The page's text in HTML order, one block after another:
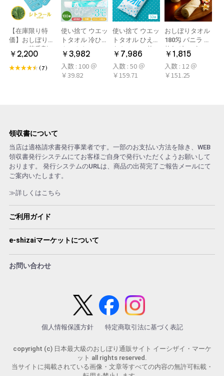
【在庫限り特
価】おしぼり用
アロマ芳香剤
LARME(ラルム)
シトラール 旧デ
￥2,200
(7)
使い捨て ウエッ
トタオル 冷ひや
ネックタオル
50本×2パック
100本 冷感タオ
ル 首 個包装 日
￥3,982
入数 : 100 ＠
￥39.82
使い捨て ウエッ
トタオル ひえひ
えタオル 50枚
冷感タオル ミン
ト アロマおしぼ
り
￥7,986
入数 : 50 ＠
￥159.71
おしぼりタオル
180匁 バニラ 12
枚(1ダース)
￥1,815
入数 : 12 ＠
￥151.25
領収書について
当店は適格請求書発行事業者です。一部のお支払い方法を除き、WEB
領収書発行システムにてお客様ご自身で発行いただくようお願いして
おります。 発行システムのURLは、商品の出荷完了ご報告メールにて
ご案内いたします。
≫詳しくはこちら
ご利用ガイド
e-shizaiマーケットについて
お問い合わせ
個人情報保護方針 特定商取引法に基づく表記
copyright (c) 日本最大級のおしぼり通販サイト イーシザイ・マーケ
ット all rights reserved.
当サイトに掲載されている画像・文章等すべての内容の無許可転載・